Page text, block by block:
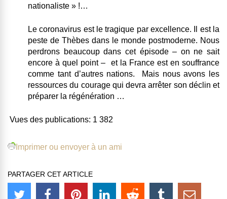
nationaliste » !…
Le coronavirus est le tragique par excellence. Il est la
peste de Thèbes dans le monde postmoderne. Nous
perdrons beaucoup dans cet épisode – on ne sait
encore à quel point – et la France est en souffrance
comme tant d’autres nations. Mais nous avons les
ressources du courage qui devra arrêter son déclin et
préparer la régénération …
Vues des publications: 1 382
Imprimer ou envoyer à un ami
PARTAGER CET ARTICLE